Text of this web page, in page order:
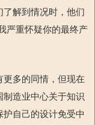
解到情况时，他们
严重怀疑你的最终产
更多的同情 ，但现在
制造业中心关于知识
自己的设计免受中